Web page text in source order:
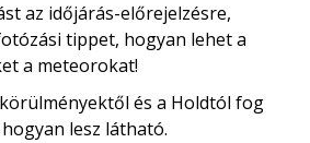
az időjárás-előrejelzésre,
tippet, hogyan lehet a
a meteorokat!
és a Holdtól fog
lesz látható.